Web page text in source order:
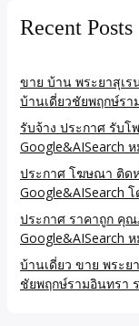
Recent Posts
ขาย บ้าน พระยาสุเร
บ้านเดี่ยวชัยพฤกษ์รา
รับจ้าง ประกาศ รับ
Google&AISearch
ประกาศ โฆษณา ติด
Google&AISearch
ประกาศ ราคาถูก คุ
Google&AISearch
บ้านเดี่ยว ขาย พระ
ชัยพฤกษ์รามอินทรา